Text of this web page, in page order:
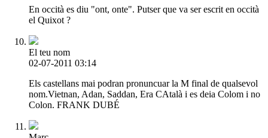
En occità es diu "ont, onte". Putser que va ser escrit en occità
el Quixot ?
El teu nom
02-07-2011 03:14
Els castellans mai podran pronuncuar la M final de qualsevol
nom.Vietnan, Adan, Saddan, Era CAtalà i es deia Colom i no
Colon. FRANK DUBÉ